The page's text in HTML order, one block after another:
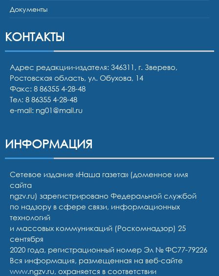
Документы
КОНТАКТЫ
Адрес редакции-издателя: 346311, г. Зверево,
Ростовская область, ул. Обухова, 14
Факс: 8 86355 4-28-48
Тел: 8 86355 4-28-48
e-mail: ng01@mail.ru
ИНФОРМАЦИЯ
Сетевое издание «Наша газета» (доменное имя
сайта
ngzv.ru) зарегистрировано Федеральной службой
по надзору в сфере связи, информационных
технологий
и массовых коммуникаций (Роскомнадзор) 25
сентября
2020 года, регистрационный номер Эл № ФС77-79226
Вся информация, размещенная на веб-сайте
www.ngzv.ru, охраняется в соответствии